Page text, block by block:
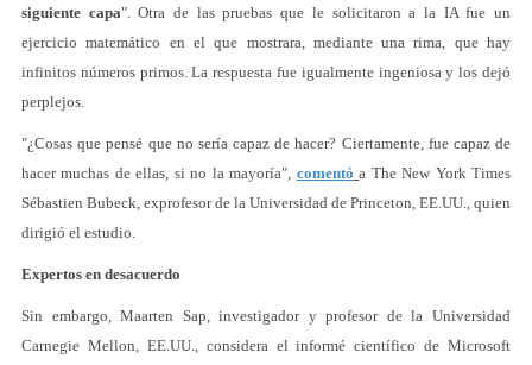
siguiente capa". Otra de las pruebas que le solicitaron a la IA fue un
ejercicio matemático en el que mostrara, mediante una rima, que hay
infinitos números primos. La respuesta fue igualmente ingeniosa y los dejó
perplejos.
"¿Cosas que pensé que no sería capaz de hacer? Ciertamente, fue capaz de
hacer muchas de ellas, si no la mayoría", comentó a The New York Times
Sébastien Bubeck, exprofesor de la Universidad de Princeton, EE.UU., quien
dirigió el estudio.
Expertos en desacuerdo
Sin embargo, Maarten Sap, investigador y profesor de la Universidad
Carnegie Mellon, EE.UU., considera el informé científico de Microsoft